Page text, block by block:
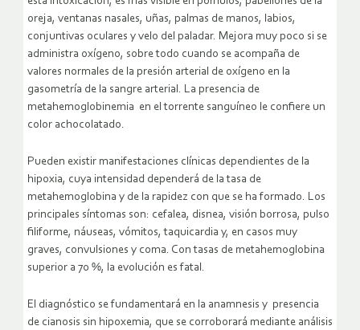
oreja, ventanas nasales, uñas, palmas de manos, labios,
conjuntivas oculares y velo del paladar. Mejora muy poco si se
administra oxígeno, sobre todo cuando se acompaña de
valores normales de la presión arterial de oxígeno en la
gasometría de la sangre arterial. La presencia de
metahemoglobinemia en el torrente sanguíneo le confiere un
color achocolatado.
Pueden existir manifestaciones clínicas dependientes de la
hipoxia, cuya intensidad dependerá de la tasa de
metahemoglobina y de la rapidez con que se ha formado. Los
principales síntomas son: cefalea, disnea, visión borrosa, pulso
filiforme, náuseas, vómitos, taquicardia y, en casos muy
graves, convulsiones y coma. Con tasas de metahemoglobina
superior a 70 %, la evolución es fatal.
El diagnóstico se fundamentará en la anamnesis y presencia
de cianosis sin hipoxemia, que se corroborará mediante análisis